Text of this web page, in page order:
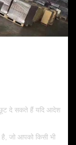
छूट दे सकते हैं यदि आदेश
है, जो आपको किसी भी